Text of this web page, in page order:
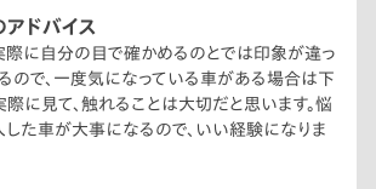
ドバイス
際に自分の目で確かめるのとでは印象が違っ
ので、一度気になっている車がある場合は下
際に見て、触れることは大切だと思います。悩
た車が大事になるので、いい経験になりま